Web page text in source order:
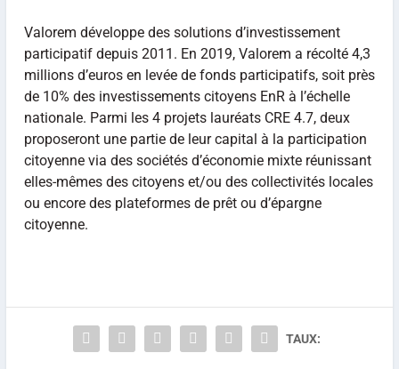
Valorem développe des solutions d’investissement
participatif depuis 2011. En 2019, Valorem a récolté 4,3
millions d’euros en levée de fonds participatifs, soit près
de 10% des investissements citoyens EnR à l’échelle
nationale. Parmi les 4 projets lauréats CRE 4.7, deux
proposeront une partie de leur capital à la participation
citoyenne via des sociétés d’économie mixte réunissant
elles-mêmes des citoyens et/ou des collectivités locales
ou encore des plateformes de prêt ou d’épargne
citoyenne.
TAUX: